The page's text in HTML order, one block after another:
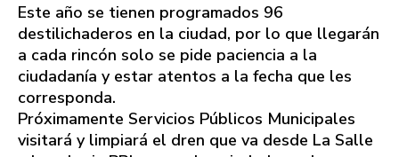
Este año se tienen programados 96
destilichaderos en la ciudad, por lo que llegarán
a cada rincón solo se pide paciencia a la
ciudadanía y estar atentos a la fecha que les
corresponda.
Próximamente Servicios Públicos Municipales
visitará y limpiará el dren que va desde La Salle